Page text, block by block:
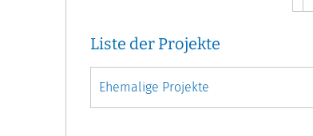
Liste der Projekte